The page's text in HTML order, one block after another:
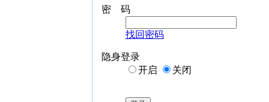
密 码
找回密码
隐身登录
开启
关闭